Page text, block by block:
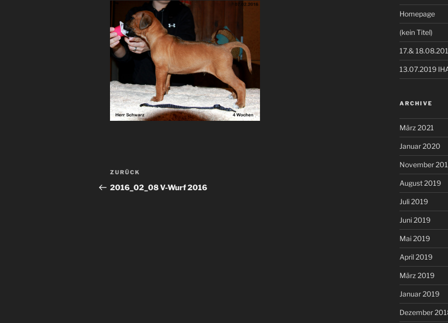
Beitragsnavigation
Vorheriger
Beitrag
ZURÜCK
2016_02_08 V-Wurf 2016
Homepage
(kein Titel)
17.&
13.07.2019
ARCHIVE
März 2021
Januar 2020
November
August 2019
Juli 2019
Juni 2019
Mai 2019
April 2019
März 2019
Januar 2019
Dezember